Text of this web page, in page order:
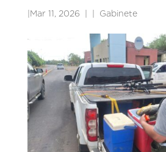
Mar 11, 2026 Gabinete